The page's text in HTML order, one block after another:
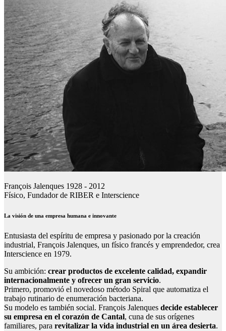
François Jalenques 1928 - 2012
Físico, Fundador de RIBER e Interscience
La visión de una empresa humana e innovante
Entusiasta del espíritu de empresa y pasionado por la creación
industrial, François Jalenques, un físico francés y emprendedor, crea
Interscience en 1979.
Su ambición: crear productos de excelente calidad, expandir
internacionalmente y ofrecer un gran servicio.
Primero, promovió el novedoso método Spiral que automatiza el
trabajo rutinario de enumeración bacteriana.
Su modelo es también social. François Jalenques decide establecer
su empresa en el corazón de Cantal, cuna de sus orígenes
familiares, para revitalizar la vida industrial en un área desierta.